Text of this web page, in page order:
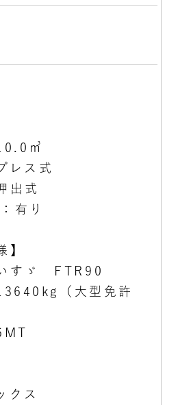
㎥
レス式
出式
有り
】
ゞ FTR90
（大型免許
クス